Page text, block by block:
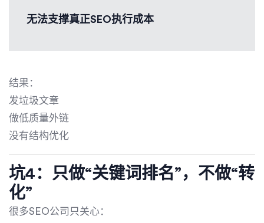
无法支撑真正SEO执行成本
结果：
发垃圾文章
做低质量外链
没有结构优化
坑4：只做“关键词排名”，不做“转
化”
很多SEO公司只关心：